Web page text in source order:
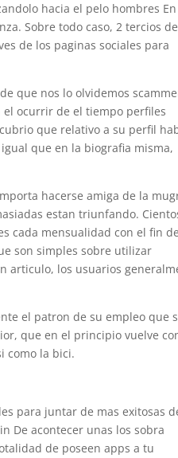
hacia el pelo hombres En
Sobre todo caso, 2 tercios de
de los paginas sociales para
que nos lo olvidemos
el ocurrir de el tiempo perfiles
que relativo a su perfil
que en la biografia misma,
hacerse amiga de la
estan triunfando.
cada mensualidad con el fin de
son simples sobre utilizar
arti­culo, los usuarios
el patron de su empleo que
que en el principio vuelve
como la bici.
para juntar de mas exitosas
De acontecer unas los sobra
de poseen apps a tu